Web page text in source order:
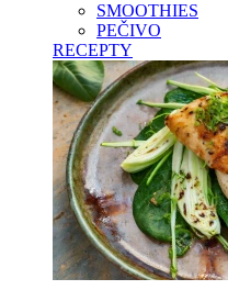
SMOOTHIES
PEČIVO
RECEPTY